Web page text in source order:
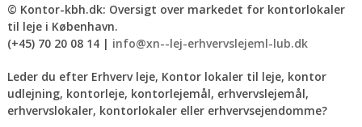
© Kontor-kbh.dk: Oversigt over markedet for kontorlokaler
til leje i København.
(+45) 70 20 08 14 | info@xn--lej-erhvervslejeml-lub.dk
Leder du efter Erhverv leje, Kontor lokaler til leje, kontor
udlejning, kontorleje, kontorlejemål, erhvervslejemål,
erhvervslokaler, kontorlokaler eller erhvervsejendomme?